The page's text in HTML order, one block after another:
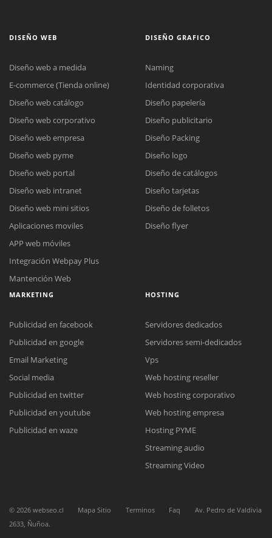
Reunión online
Nuestros ejecutivos le enviarán un correo electrónico con el enlace a
Meet para la reunión online.
Cotización
Chat Online
Todos nuestros ejecutivos están fuera de línea. Complete el formulario
DISEÑO WEB
Diseño web a medida
E-commerce (Tienda online)
Diseño web catálogo
Diseño web corporativo
Diseño web empresa
Diseño web pyme
Diseño web portal
Diseño web intranet
Diseño web mini sitios
Aplicaciones moviles
APP web móviles
Integración Webpay Plus
Mantención Web
DISEÑO GRAFICO
Naming
Identidad corporativa
Diseño papelería
Diseño publicitario
Diseño Packing
Diseño logo
Diseño de catálogos
Diseño tarjetas
Diseño de folletos
Diseño flyer
MARKETING
Publicidad en facebook
Publicidad en google
Email Marketing
Social media
Publicidad en twitter
Publicidad en youtube
Publicidad en waze
HOSTING
Servidores dedicados
Servidores semi-dedicados
Vps
Web hosting reseller
Web hosting corporativo
Web hosting empresa
Hosting PYME
Streaming audio
Streaming Video
© 2026 webseo.cl Mapa Sitio Terminos Faq
Av. Pedro de Valdivia
2633, Ñuñoa.